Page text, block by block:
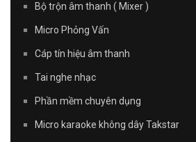
Bộ trộn âm thanh ( Mixer )
Micro Phỏng Vấn
Cáp tín hiệu âm thanh
Tai nghe nhạc
Phần mềm chuyên dụng
Micro karaoke không dây Takstar